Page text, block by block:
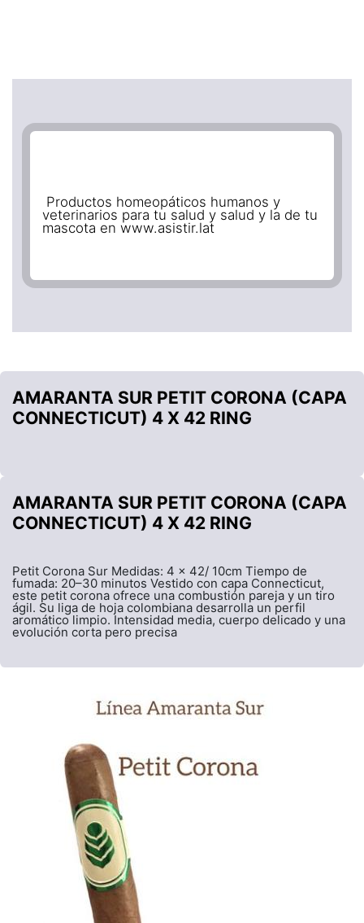
Productos homeopáticos humanos y
veterinarios para tu salud y salud y la de tu
mascota en www.asistir.lat
AMARANTA SUR PETIT CORONA (CAPA
CONNECTICUT) 4 X 42 RING
AMARANTA SUR PETIT CORONA (CAPA
CONNECTICUT) 4 X 42 RING
Petit Corona Sur Medidas: 4 x 42/ 10cm Tiempo de
fumada: 20–30 minutos Vestido con capa Connecticut,
este petit corona ofrece una combustión pareja y un tiro
ágil. Su liga de hoja colombiana desarrolla un perfil
aromático limpio. Intensidad media, cuerpo delicado y una
evolución corta pero precisa